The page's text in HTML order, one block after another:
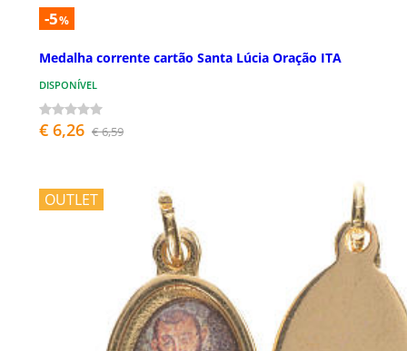
-5%
Medalha corrente cartão Santa Lúcia Oração ITA
DISPONÍVEL
€ 6,26 € 6,59
OUTLET